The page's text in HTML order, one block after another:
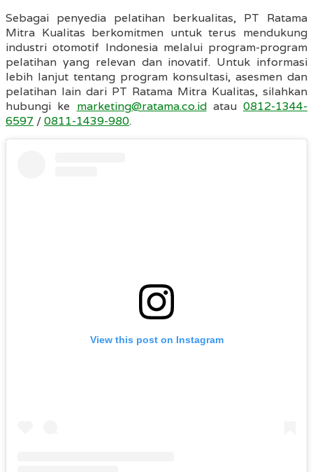
Sebagai penyedia pelatihan berkualitas, PT Ratama
Mitra Kualitas berkomitmen untuk terus mendukung
industri otomotif Indonesia melalui program-program
pelatihan yang relevan dan inovatif. Untuk informasi
lebih lanjut tentang program konsultasi, asesmen dan
pelatihan lain dari PT Ratama Mitra Kualitas, silahkan
hubungi ke marketing@ratama.co.idatau 0812-1344-
6597 /0811-1439-980.
View this post on Instagram